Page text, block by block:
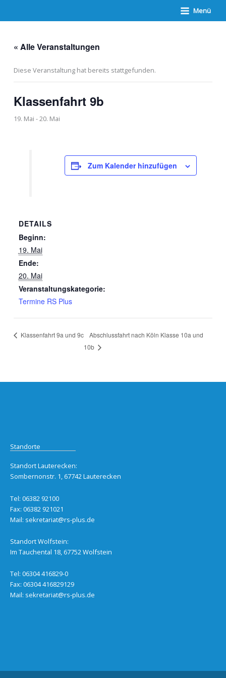
Menü
« Alle Veranstaltungen
Diese Veranstaltung hat bereits stattgefunden.
Klassenfahrt 9b
19. Mai -20. Mai
Zum Kalender hinzufügen
DETAILS
Beginn:
19. Mai
Ende:
20. Mai
Veranstaltungskategorie:
Termine RS Plus
Klassenfahrt 9a und 9c
Abschlussfahrt nach Köln Klasse 10a und
10b
Standorte
Standort Lauterecken:
Sombernonstr. 1, 67742 Lauterecken
Tel: 06382 92100
Fax: 06382 921021
Mail: sekretariat@rs-plus.de
Standort Wolfstein:
Im Tauchental 18, 67752 Wolfstein
Tel: 06304 416829-0
Fax: 06304 416829129
Mail: sekretariat@rs-plus.de